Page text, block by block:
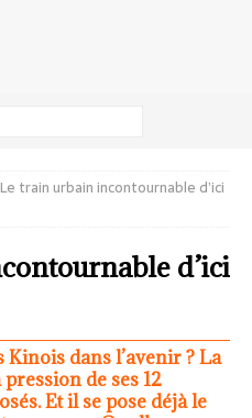
Le train urbain incontournable d’ici
d’ici
dans l’avenir ? La
de ses 12
Et il se pose déjà le